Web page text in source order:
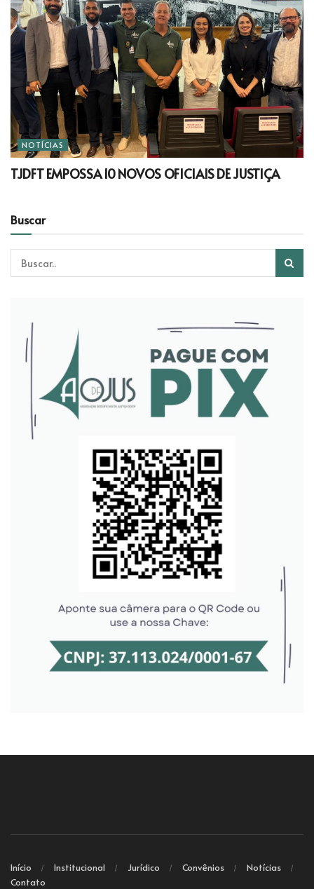
NOTÍCIAS
TJDFT EMPOSSA 10 NOVOS OFICIAIS DE JUSTIÇA
Buscar
Início Institucional Jurídico Convênios
Notícias
Contato